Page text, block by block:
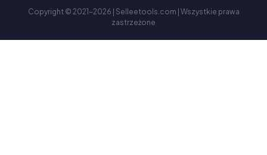
Copyright © 2021-2026 | Selleetools.com | Wszystkie prawa
zastrzeżone